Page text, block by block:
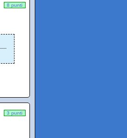
8 punti
3 punti